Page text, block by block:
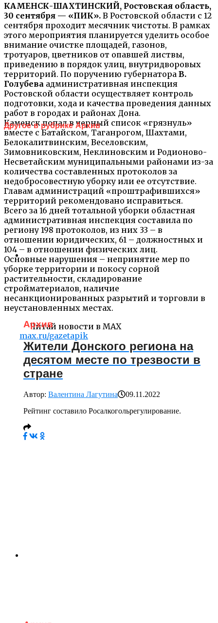
КАМЕНСК-ШАХТИНСКИЙ, Ростовская область,
30 сентября — «ПИК». В Ростовской области с 12
сентября проходит месячник чистоты. В рамках
этого мероприятия планируется уделить особое
внимание очистке площадей, газонов,
тротуаров, цветников от опавшей листвы,
приведению в порядок улиц, внутридворовых
территорий. По поручению губернатора В.
Голубева административная инспекция
Ростовской области осуществляет контроль
подготовки, хода и качества проведения данных
работ в городах и районах Дона.
Каменск попал в черный список «грязнуль»
вместе с Батайском, Таганрогом, Шахтами,
Белокалитвинским, Веселовским,
Зимовниковским, Неклиновским и Родионово-
Несветайским муниципальными районами из-за
количества составленных протоколов за
недобросовестную уборку или ее отсутствие.
Главам администраций «проштрафившихся»
территорий рекомендовано исправиться.
Всего за 16 дней тотальной уборки областная
административная инспекция составила по
региону 198 протоколов, из них 33 – в
отношении юридических, 61 – должностных и
104 – в отношении физических лиц.
Основные нарушения – непринятие мер по
уборке территории и покосу сорной
растительности, складирование
стройматериалов, наличие
несанкционированных разрытий и торговли в
неустановленных местах.
Читай новости в MAX
max.ru/gazetapik
Другое в рубрике Архив
Архив
Жители Донского региона на
десятом месте по трезвости в
стране
Автор: Валентина Лагутина
09.11.2022
Рейтинг составило Росалкогольрегулирование.